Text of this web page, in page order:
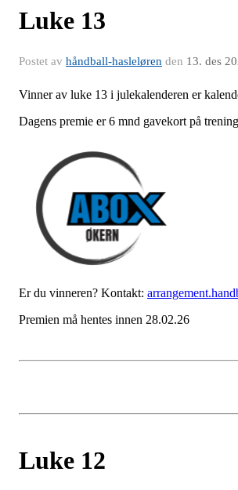
Luke 13
Postet av håndball-hasleløren den 13. des
Vinner av luke 13 i julekalenderen er
Dagens premie er 6 mnd gavekort på
Er du vinneren? Kontakt:
Premien må hentes innen 28.02.26
Luke 12